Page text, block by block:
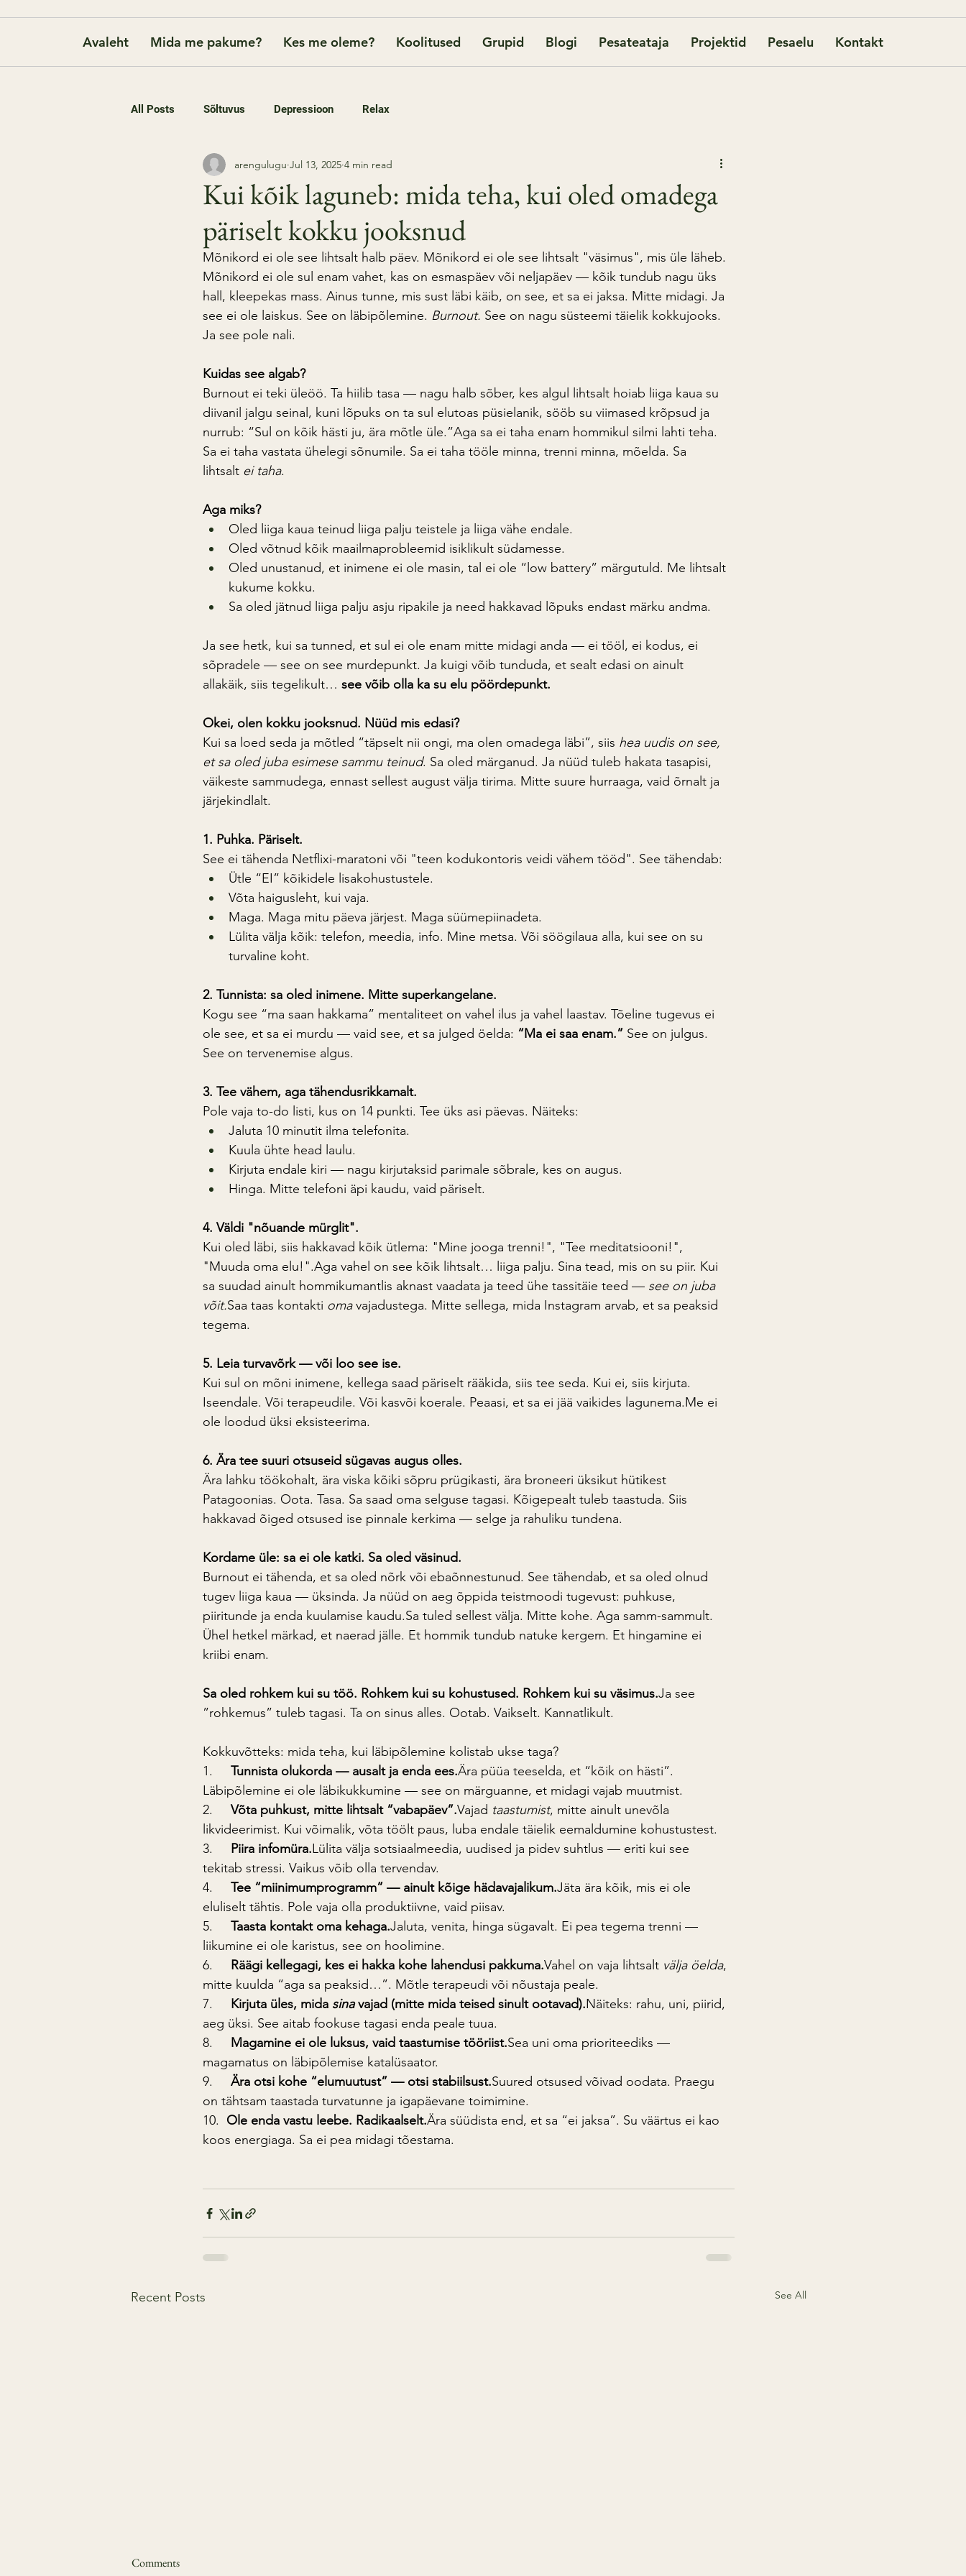
Avaleht Mida me pakume? Kes me oleme? Koolitused Grupid Blogi Pesateataja Projektid Pesaelu Kontakt
All Posts Sõltuvus Depressioon Relax
Kui kõik laguneb: mida teha, kui oled omadega
päriselt kokku jooksnud
arengulugu Jul 13, 2025 4 min read
Mõnikord ei ole see lihtsalt halb päev. Mõnikord ei ole see lihtsalt "väsimus", mis üle läheb.
Mõnikord ei ole sul enam vahet, kas on esmaspäev või neljapäev — kõik tundub nagu üks
hall, kleepekas mass. Ainus tunne, mis sust läbi käib, on see, et sa ei jaksa. Mitte midagi. Ja
see ei ole laiskus. See on läbipõlemine. Burnout. See on nagu süsteemi täielik kokkujooks.
Ja see pole nali.
Kuidas see algab?
Burnout ei teki üleöö. Ta hiilib tasa — nagu halb sõber, kes algul lihtsalt hoiab liiga kaua su
diivanil jalgu seinal, kuni lõpuks on ta sul elutoas püsielanik, sööb su viimased krõpsud ja
nurrub: “Sul on kõik hästi ju, ära mõtle üle.”Aga sa ei taha enam hommikul silmi lahti teha.
Sa ei taha vastata ühelegi sõnumile. Sa ei taha tööle minna, trenni minna, mõelda. Sa
lihtsalt ei taha.
Aga miks?
Oled liiga kaua teinud liiga palju teistele ja liiga vähe endale.
Oled võtnud kõik maailmaprobleemid isiklikult südamesse.
Oled unustanud, et inimene ei ole masin, tal ei ole “low battery” märgutuld. Me lihtsalt
kukume kokku.
Sa oled jätnud liiga palju asju ripakile ja need hakkavad lõpuks endast märku andma.
Ja see hetk, kui sa tunned, et sul ei ole enam mitte midagi anda — ei tööl, ei kodus, ei
sõpradele — see on see murdepunkt. Ja kuigi võib tunduda, et sealt edasi on ainult
allakäik, siis tegelikult… see võib olla ka su elu pöördepunkt.
Okei, olen kokku jooksnud. Nüüd mis edasi?
Kui sa loed seda ja mõtled “täpselt nii ongi, ma olen omadega läbi”, siis hea uudis on see,
et sa oled juba esimese sammu teinud. Sa oled märganud. Ja nüüd tuleb hakata tasapisi,
väikeste sammudega, ennast sellest august välja tirima. Mitte suure hurraaga, vaid õrnalt ja
järjekindlalt.
1. Puhka. Päriselt.
See ei tähenda Netflixi-maratoni või "teen kodukontoris veidi vähem tööd". See tähendab:
Ütle “EI” kõikidele lisakohustustele.
Võta haigusleht, kui vaja.
Maga. Maga mitu päeva järjest. Maga süümepiinadeta.
Lülita välja kõik: telefon, meedia, info. Mine metsa. Või söögilaua alla, kui see on su
turvaline koht.
2. Tunnista: sa oled inimene. Mitte superkangelane.
Kogu see “ma saan hakkama” mentaliteet on vahel ilus ja vahel laastav. Tõeline tugevus ei
ole see, et sa ei murdu — vaid see, et sa julged öelda: “Ma ei saa enam.” See on julgus.
See on tervenemise algus.
3. Tee vähem, aga tähendusrikkamalt.
Pole vaja to-do listi, kus on 14 punkti. Tee üks asi päevas. Näiteks:
Jaluta 10 minutit ilma telefonita.
Kuula ühte head laulu.
Kirjuta endale kiri — nagu kirjutaksid parimale sõbrale, kes on augus.
Hinga. Mitte telefoni äpi kaudu, vaid päriselt.
4. Väldi "nõuande mürglit".
Kui oled läbi, siis hakkavad kõik ütlema: "Mine jooga trenni!", "Tee meditatsiooni!",
"Muuda oma elu!".Aga vahel on see kõik lihtsalt… liiga palju. Sina tead, mis on su piir. Kui
sa suudad ainult hommikumantlis aknast vaadata ja teed ühe tassitäie teed — see on juba
võit.Saa taas kontakti oma vajadustega. Mitte sellega, mida Instagram arvab, et sa peaksid
tegema.
5. Leia turvavõrk — või loo see ise.
Kui sul on mõni inimene, kellega saad päriselt rääkida, siis tee seda. Kui ei, siis kirjuta.
Iseendale. Või terapeudile. Või kasvõi koerale. Peaasi, et sa ei jää vaikides lagunema.Me ei
ole loodud üksi eksisteerima.
6. Ära tee suuri otsuseid sügavas augus olles.
Ära lahku töökohalt, ära viska kõiki sõpru prügikasti, ära broneeri üksikut hütikest
Patagoonias. Oota. Tasa. Sa saad oma selguse tagasi. Kõigepealt tuleb taastuda. Siis
hakkavad õiged otsused ise pinnale kerkima — selge ja rahuliku tundena.
Kordame üle: sa ei ole katki. Sa oled väsinud.
Burnout ei tähenda, et sa oled nõrk või ebaõnnestunud. See tähendab, et sa oled olnud
tugev liiga kaua — üksinda. Ja nüüd on aeg õppida teistmoodi tugevust: puhkuse,
piiritunde ja enda kuulamise kaudu.Sa tuled sellest välja. Mitte kohe. Aga samm-sammult.
Ühel hetkel märkad, et naerad jälle. Et hommik tundub natuke kergem. Et hingamine ei
kriibi enam.
Sa oled rohkem kui su töö. Rohkem kui su kohustused. Rohkem kui su väsimus.Ja see
”rohkemus” tuleb tagasi. Ta on sinus alles. Ootab. Vaikselt. Kannatlikult.
Kokkuvõtteks: mida teha, kui läbipõlemine kolistab ukse taga?
1. Tunnista olukorda — ausalt ja enda ees.Ära püüa teeselda, et “kõik on hästi”.
Läbipõlemine ei ole läbikukkumine — see on märguanne, et midagi vajab muutmist.
2. Võta puhkust, mitte lihtsalt “vabapäev”.Vajad taastumist, mitte ainult unevõla
likvideerimist. Kui võimalik, võta töölt paus, luba endale täielik eemaldumine kohustustest.
3. Piira infomüra.Lülita välja sotsiaalmeedia, uudised ja pidev suhtlus — eriti kui see
tekitab stressi. Vaikus võib olla tervendav.
4. Tee “miinimumprogramm” — ainult kõige hädavajalikum.Jäta ära kõik, mis ei ole
eluliselt tähtis. Pole vaja olla produktiivne, vaid piisav.
5. Taasta kontakt oma kehaga.Jaluta, venita, hinga sügavalt. Ei pea tegema trenni —
liikumine ei ole karistus, see on hoolimine.
6. Räägi kellegagi, kes ei hakka kohe lahendusi pakkuma.Vahel on vaja lihtsalt välja öelda,
mitte kuulda “aga sa peaksid…”. Mõtle terapeudi või nõustaja peale.
7. Kirjuta üles, mida sina vajad (mitte mida teised sinult ootavad).Näiteks: rahu, uni, piirid,
aeg üksi. See aitab fookuse tagasi enda peale tuua.
8. Magamine ei ole luksus, vaid taastumise tööriist.Sea uni oma prioriteediks —
magamatus on läbipõlemise katalüsaator.
9. Ära otsi kohe “elumuutust” — otsi stabiilsust.Suured otsused võivad oodata. Praegu
on tähtsam taastada turvatunne ja igapäevane toimimine.
10. Ole enda vastu leebe. Radikaalselt.Ära süüdista end, et sa “ei jaksa”. Su väärtus ei kao
koos energiaga. Sa ei pea midagi tõestama.
Recent Posts See All
Üksildus täiskasvanueas – vaikne
Comments